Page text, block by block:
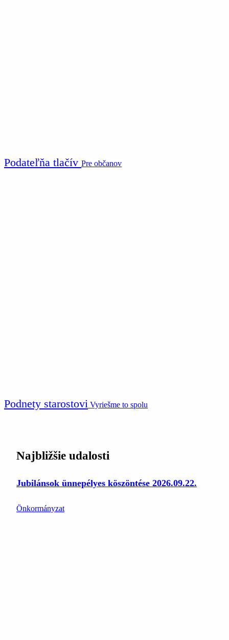
Podateľňa tlačív Pre občanov
Podnety starostovi Vyriešme to spolu
Najbližšie udalosti
Jubilánsok ünnepélyes köszöntése 2026.09.22.
Önkormányzat